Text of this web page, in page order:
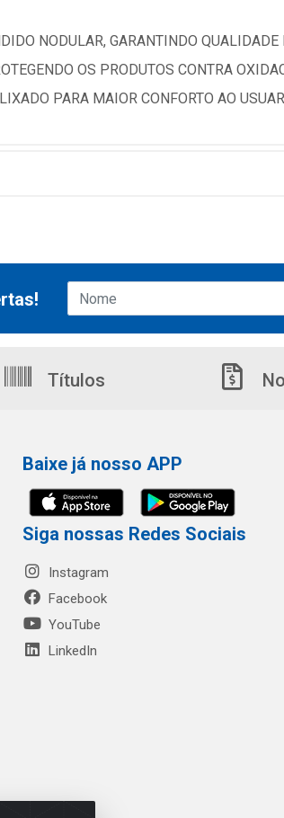
NODULAR, GARANTINDO
OS PRODUTOS CONTRA
PARA MAIOR CONFORTO AO
Títulos
Baixe já nosso APP
Siga nossas Redes Sociais
Instagram
Facebook
YouTube
LinkedIn